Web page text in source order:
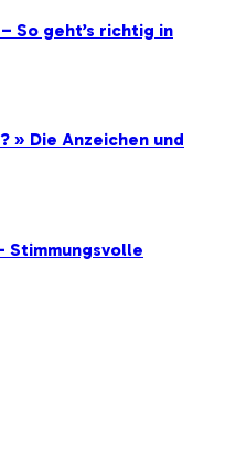
So geht’s richtig in
» Die Anzeichen und
Stimmungsvolle